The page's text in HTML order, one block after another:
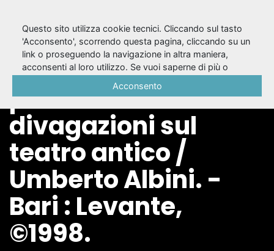
Testo &
palcoscenico :
divagazioni sul
teatro antico /
Umberto Albini. -
Bari : Levante,
©1998.
Questo sito utilizza cookie tecnici. Cliccando sul tasto
'Acconsento', scorrendo questa pagina, cliccando su un
link o proseguendo la navigazione in altra maniera,
acconsenti al loro utilizzo. Se vuoi saperne di più o
Acconsento